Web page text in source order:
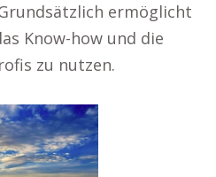
ermöglicht
Know-how und die
zu nutzen.